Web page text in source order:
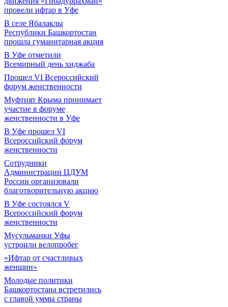
провели ифтар в Уфе
В селе Ябалаклы
Республики Башкортостан
прошла гуманитарная акция
В Уфе отметили
Всемирный день хиджаба
Прошел VI Всероссийский
форум женственности
Муфтият Крыма принимает
участие в форуме
женственности в Уфе
В Уфе прошел VI
Всероссийский форум
женственности
Сотрудники
Администрации ЦДУМ
России организовали
благотворительную акцию
В Уфе состоялся V
Всероссийский форум
женственности
Мусульманки Уфы
устроили велопробег
«Ифтар от счастливых
женщин»
Молодые политики
Башкортостана встретились
с главой уммы страны